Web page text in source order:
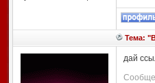
Тема:
дай